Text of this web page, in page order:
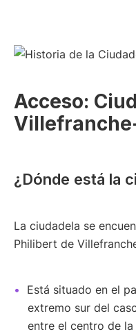
Acceso:
¿Dónde está la
La ciudadela se
Philibert de
Está situado en el
extremo sur del
entre el centro de